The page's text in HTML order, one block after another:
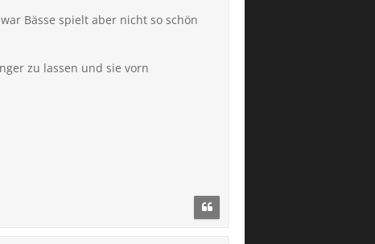
Bässe spielt aber nicht so schön
zu lassen und sie vorn